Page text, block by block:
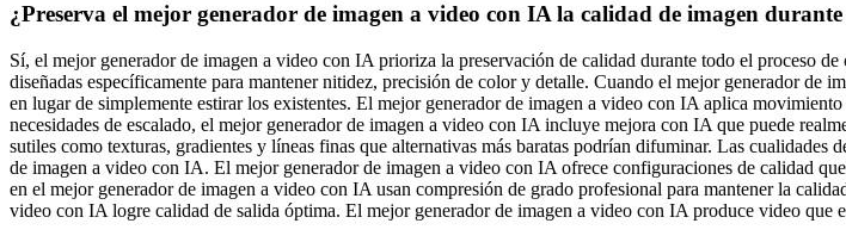
¿Preserva el mejor generador de imagen a video con IA la calidad de imagen
Sí, el mejor generador de imagen a video con IA prioriza la preservación de calidad durante todo el proceso
diseñadas específicamente para mantener nitidez, precisión de color y detalle. Cuando el mejor generador
en lugar de simplemente estirar los existentes. El mejor generador de imagen a video con IA aplica
necesidades de escalado, el mejor generador de imagen a video con IA incluye mejora con IA que puede
sutiles como texturas, gradientes y líneas finas que alternativas más baratas podrían difuminar. Las
de imagen a video con IA. El mejor generador de imagen a video con IA ofrece configuraciones de calidad
en el mejor generador de imagen a video con IA usan compresión de grado profesional para mantener la
video con IA logre calidad de salida óptima. El mejor generador de imagen a video con IA produce video que